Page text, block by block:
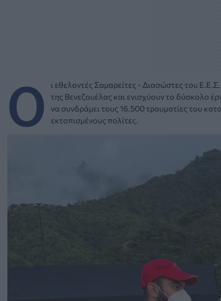
Ο
ι εθελοντές Σαμαρείτες - Διασώστες του
της Βενεζουέλας και ενισχύουν το δύσκολο
να συνδράμει τους 16.500 τραυματίες του
εκτοπισμένους πολίτες.